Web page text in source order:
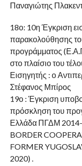
Παναγιώτης
18ο: 10η Έγκριση
παρακολούθησης
προγράμματος
στο πλαίσιο του
Εισηγητής : ο
Στέφανος Μπίρος
19ο : Έγκριση
πρόσκληση του
Ελλάδα ΠΓΔΜ 2014-
BORDER
FORMER
2020) .